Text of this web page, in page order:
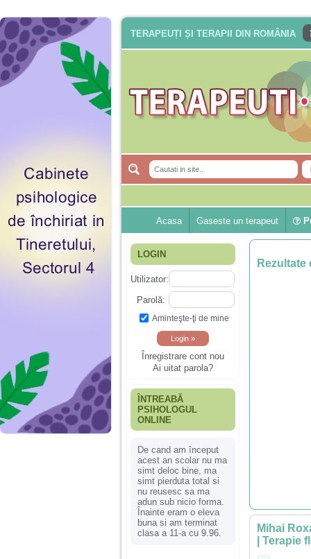
TERAPEUȚI ȘI TERAPII DIN ROMÂNIA
Acasa Gaseste un terapeut
LOGIN
Utilizator:
Parolă:
Aminteşte-ţi de mine
Înregistrare cont nou
Ai uitat parola?
ÎNTREABĂ
PSIHOLOGUL
ONLINE
De cand am început
acest an scolar nu ma
simt deloc bine, ma
simt pierduta total si
nu reusesc sa ma
adun sub nicio forma.
Înainte eram o eleva
buna si am terminat
clasa a 11-a cu 9.96.
Rezultate
Mihai
| Terapie